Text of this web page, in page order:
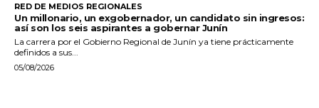
RED DE MEDIOS REGIONALES
Un millonario, un exgobernador, un candidato sin ingresos:
así son los seis aspirantes a gobernar Junín
La carrera por el Gobierno Regional de Junín ya tiene prácticamente
definidos a sus...
05/08/2026